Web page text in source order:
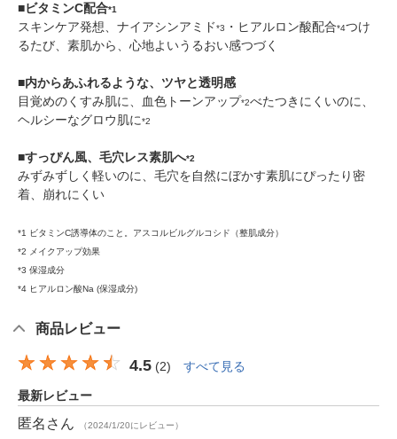
■ビタミンC配合*1
スキンケア発想、ナイアシンアミド*3 ・ヒアルロン酸配合*4つけ
るたび、素肌から、心地よいうるおい感つづく
■内からあふれるような、ツヤと透明感
目覚めのくすみ肌に、血色トーンアップ*2べたつきにくいのに、
ヘルシーなグロウ肌に*2
■すっぴん風、毛穴レス素肌へ*2
みずみずしく軽いのに、毛穴を自然にぼかす素肌にぴったり密
着、崩れにくい
*1 ビタミンC誘導体のこと。アスコルビルグルコシド（整肌成分）
*2 メイクアップ効果
*3 保湿成分
*4 ヒアルロン酸Na (保湿成分)
商品レビュー
4.5 (2) すべて見る
最新レビュー
匿名 さん （2024/1/20にレビュー）